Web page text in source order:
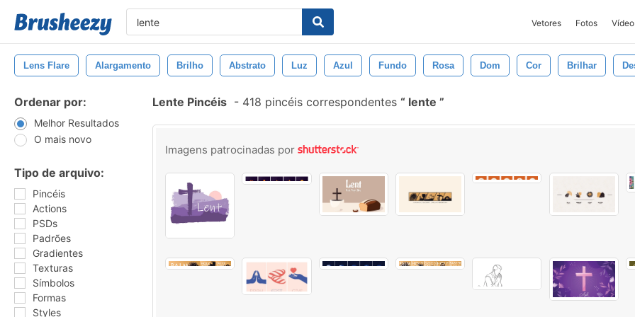
Vetores Fotos Vídeo
Lens Flare Alargamento Brilho Abstrato Luz Azul Fundo Rosa Dom Cor Brilhar
Ordenar por:
Melhor Resultados
O mais novo
Tipo de arquivo:
Pincéis
Actions
PSDs
Padrões
Gradientes
Texturas
Símbolos
Formas
Styles
Lente Pincéis - 418 pincéis correspondentes lente
Imagens patrocinadas por